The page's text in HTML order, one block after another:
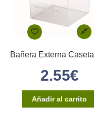
2.55€
Añadir al carrito